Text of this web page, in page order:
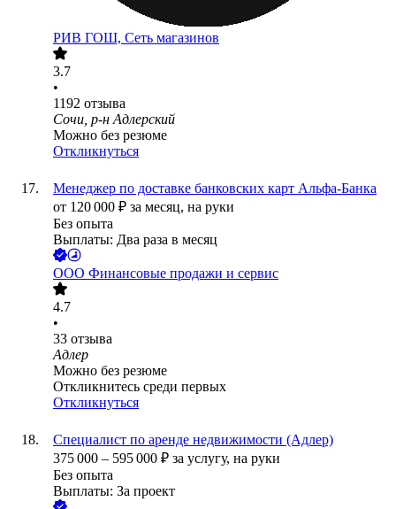
РИВ ГОШ, Сеть магазинов
3.7
•
1192 отзыва
Сочи, р-н Адлерский
Можно без резюме
Откликнуться
Менеджер по доставке банковских карт Альфа-Банка
от 120 000 ₽ за месяц, на руки
Без опыта
Выплаты: Два раза в месяц
ООО Финансовые продажи и сервис
4.7
•
33 отзыва
Адлер
Можно без резюме
Откликнитесь среди первых
Откликнуться
Специалист по аренде недвижимости (Адлер)
375 000 – 595 000 ₽ за услугу, на руки
Без опыта
Выплаты: За проект